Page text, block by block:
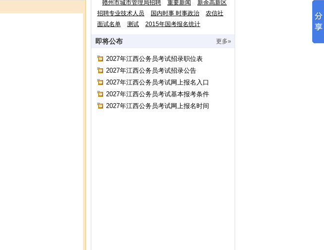
赣州市城市管理局招聘
重要新闻
新余高新区
招聘专业技术人员
国内时事 时事政治
农信社
面试名单
测试 2015年国考报名统计
即将公布 更多»
2027年江西公务员考试招录职位表
2027年江西公务员考试招录公告
2027年江西公务员考试网上报名入口
2027年江西公务员考试基本报考条件
2027年江西公务员考试网上报名时间